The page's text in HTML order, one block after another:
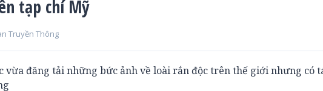
tạp chí Mỹ
Truyền Thông
vừa đăng tải những bức ảnh về loài rắn độc trên thế giới nhưng có